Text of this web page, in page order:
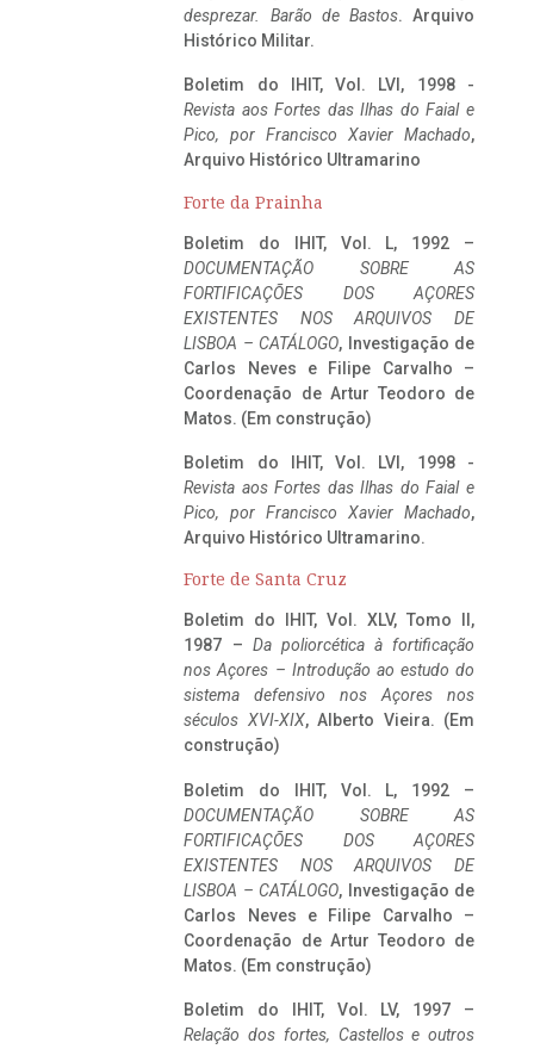
desprezar. Barão de Bastos. Arquivo
Histórico Militar.
Boletim do IHIT, Vol. LVI, 1998 -
Revista aos Fortes das Ilhas do Faial e
Pico, por Francisco Xavier Machado,
Arquivo Histórico Ultramarino
Forte da Prainha
Boletim do IHIT, Vol. L, 1992 –
DOCUMENTAÇÃO SOBRE AS
FORTIFICAÇÕES DOS AÇORES
EXISTENTES NOS ARQUIVOS DE
LISBOA – CATÁLOGO, Investigação de
Carlos Neves e Filipe Carvalho –
Coordenação de Artur Teodoro de
Matos. (Em construção)
Boletim do IHIT, Vol. LVI, 1998 -
Revista aos Fortes das Ilhas do Faial e
Pico, por Francisco Xavier Machado,
Arquivo Histórico Ultramarino.
Forte de Santa Cruz
Boletim do IHIT, Vol. XLV, Tomo II,
1987 – Da poliorcética à fortificação
nos Açores – Introdução ao estudo do
sistema defensivo nos Açores nos
séculos XVI-XIX, Alberto Vieira. (Em
construção)
Boletim do IHIT, Vol. L, 1992 –
DOCUMENTAÇÃO SOBRE AS
FORTIFICAÇÕES DOS AÇORES
EXISTENTES NOS ARQUIVOS DE
LISBOA – CATÁLOGO, Investigação de
Carlos Neves e Filipe Carvalho –
Coordenação de Artur Teodoro de
Matos. (Em construção)
Boletim do IHIT, Vol. LV, 1997 –
Relação dos fortes, Castellos e outros